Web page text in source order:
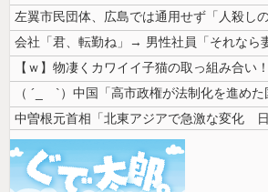
【ｗ】物凄くカワイイ子猫の取っ組み合い！
中曽根元首相「北東アジアで急激な変化 日